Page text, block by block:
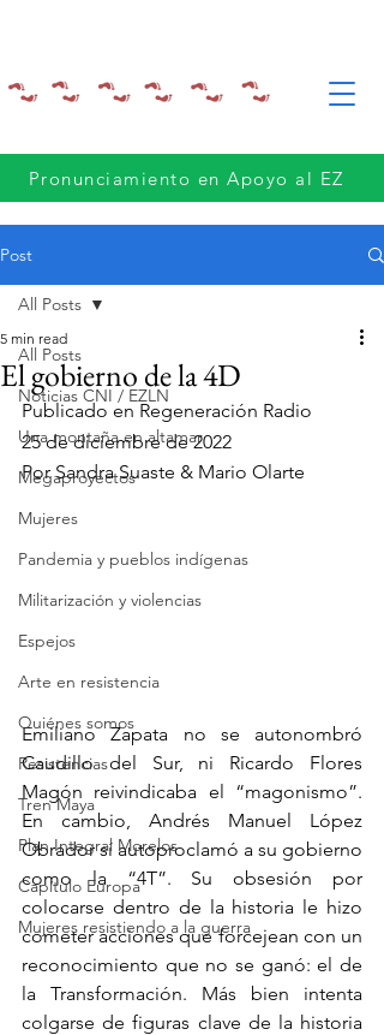
Pronunciamiento en Apoyo al EZ
Post
All Posts
Noticias CNI / EZLN
Una montaña en altamar
Megaproyectos
Mujeres
Pandemia y pueblos indígenas
Militarización y violencias
Espejos
Arte en resistencia
Quiénes somos
Resistencias
Tren Maya
Plan Integral Morelos
Capítulo Europa
Mujeres resistiendo a la guerra
All Posts
El gobierno de la 4D
5 min read
Publicado en Regeneración Radio
25 de diciembre de 2022
Por Sandra Suaste & Mario Olarte
Emiliano Zapata no se autonombró
Caudillo del Sur, ni Ricardo Flores
Magón reivindicaba el “magonismo”.
En cambio, Andrés Manuel López
Obrador sí autoproclamó a su gobierno
como la “4T”. Su obsesión por
colocarse dentro de la historia le hizo
cometer acciones que forcejean con un
reconocimiento que no se ganó: el de
la Transformación. Más bien intenta
colgarse de figuras clave de la historia